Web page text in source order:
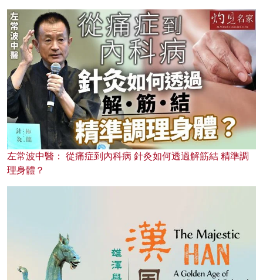
左常波中醫： 從痛症到內科病 針灸如何透過解筋結 精準調
理身體？